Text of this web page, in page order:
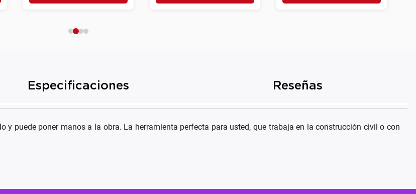
Especificaciones Reseñas
y puede poner manos a la obra. La herramienta perfecta para usted, que trabaja en la construcción civil o con